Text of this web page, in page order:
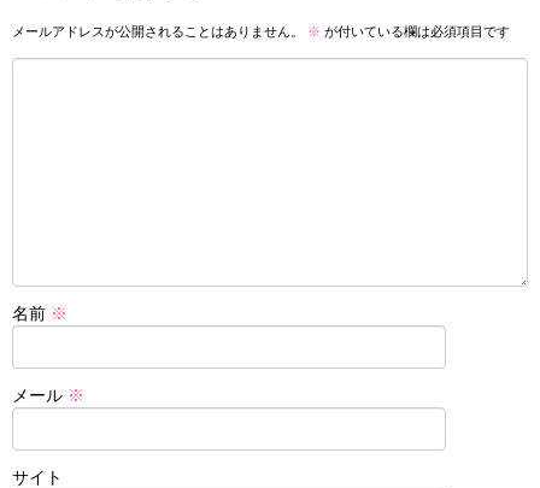
メールアドレスが公開されることはありません。 ※ が付いている欄は必須項目です
名前 ※
メール ※
サイト